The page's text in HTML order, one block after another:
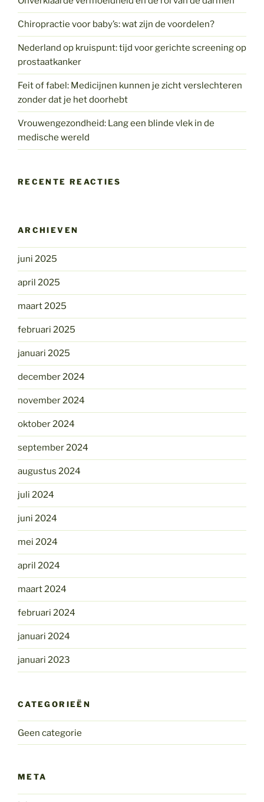
Chiropractie voor baby’s: wat zijn de voordelen?
Nederland op kruispunt: tijd voor gerichte screening op
prostaatkanker
Feit of fabel: Medicijnen kunnen je zicht verslechteren
zonder dat je het doorhebt
Vrouwengezondheid: Lang een blinde vlek in de
medische wereld
RECENTE REACTIES
ARCHIEVEN
juni 2025
april 2025
maart 2025
februari 2025
januari 2025
december 2024
november 2024
oktober 2024
september 2024
augustus 2024
juli 2024
juni 2024
mei 2024
april 2024
maart 2024
februari 2024
januari 2024
januari 2023
CATEGORIEËN
Geen categorie
META